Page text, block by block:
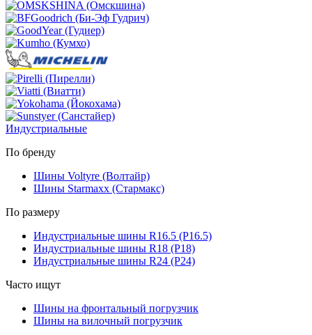
Индустриальные
По бренду
Шины Voltyre (Волтайр)
Шины Starmaxx (Стармакс)
По размеру
Индустриальные шины R16.5 (Р16.5)
Индустриальные шины R18 (Р18)
Индустриальные шины R24 (Р24)
Часто ищут
Шины на фронтальный погрузчик
Шины на вилочный погрузчик